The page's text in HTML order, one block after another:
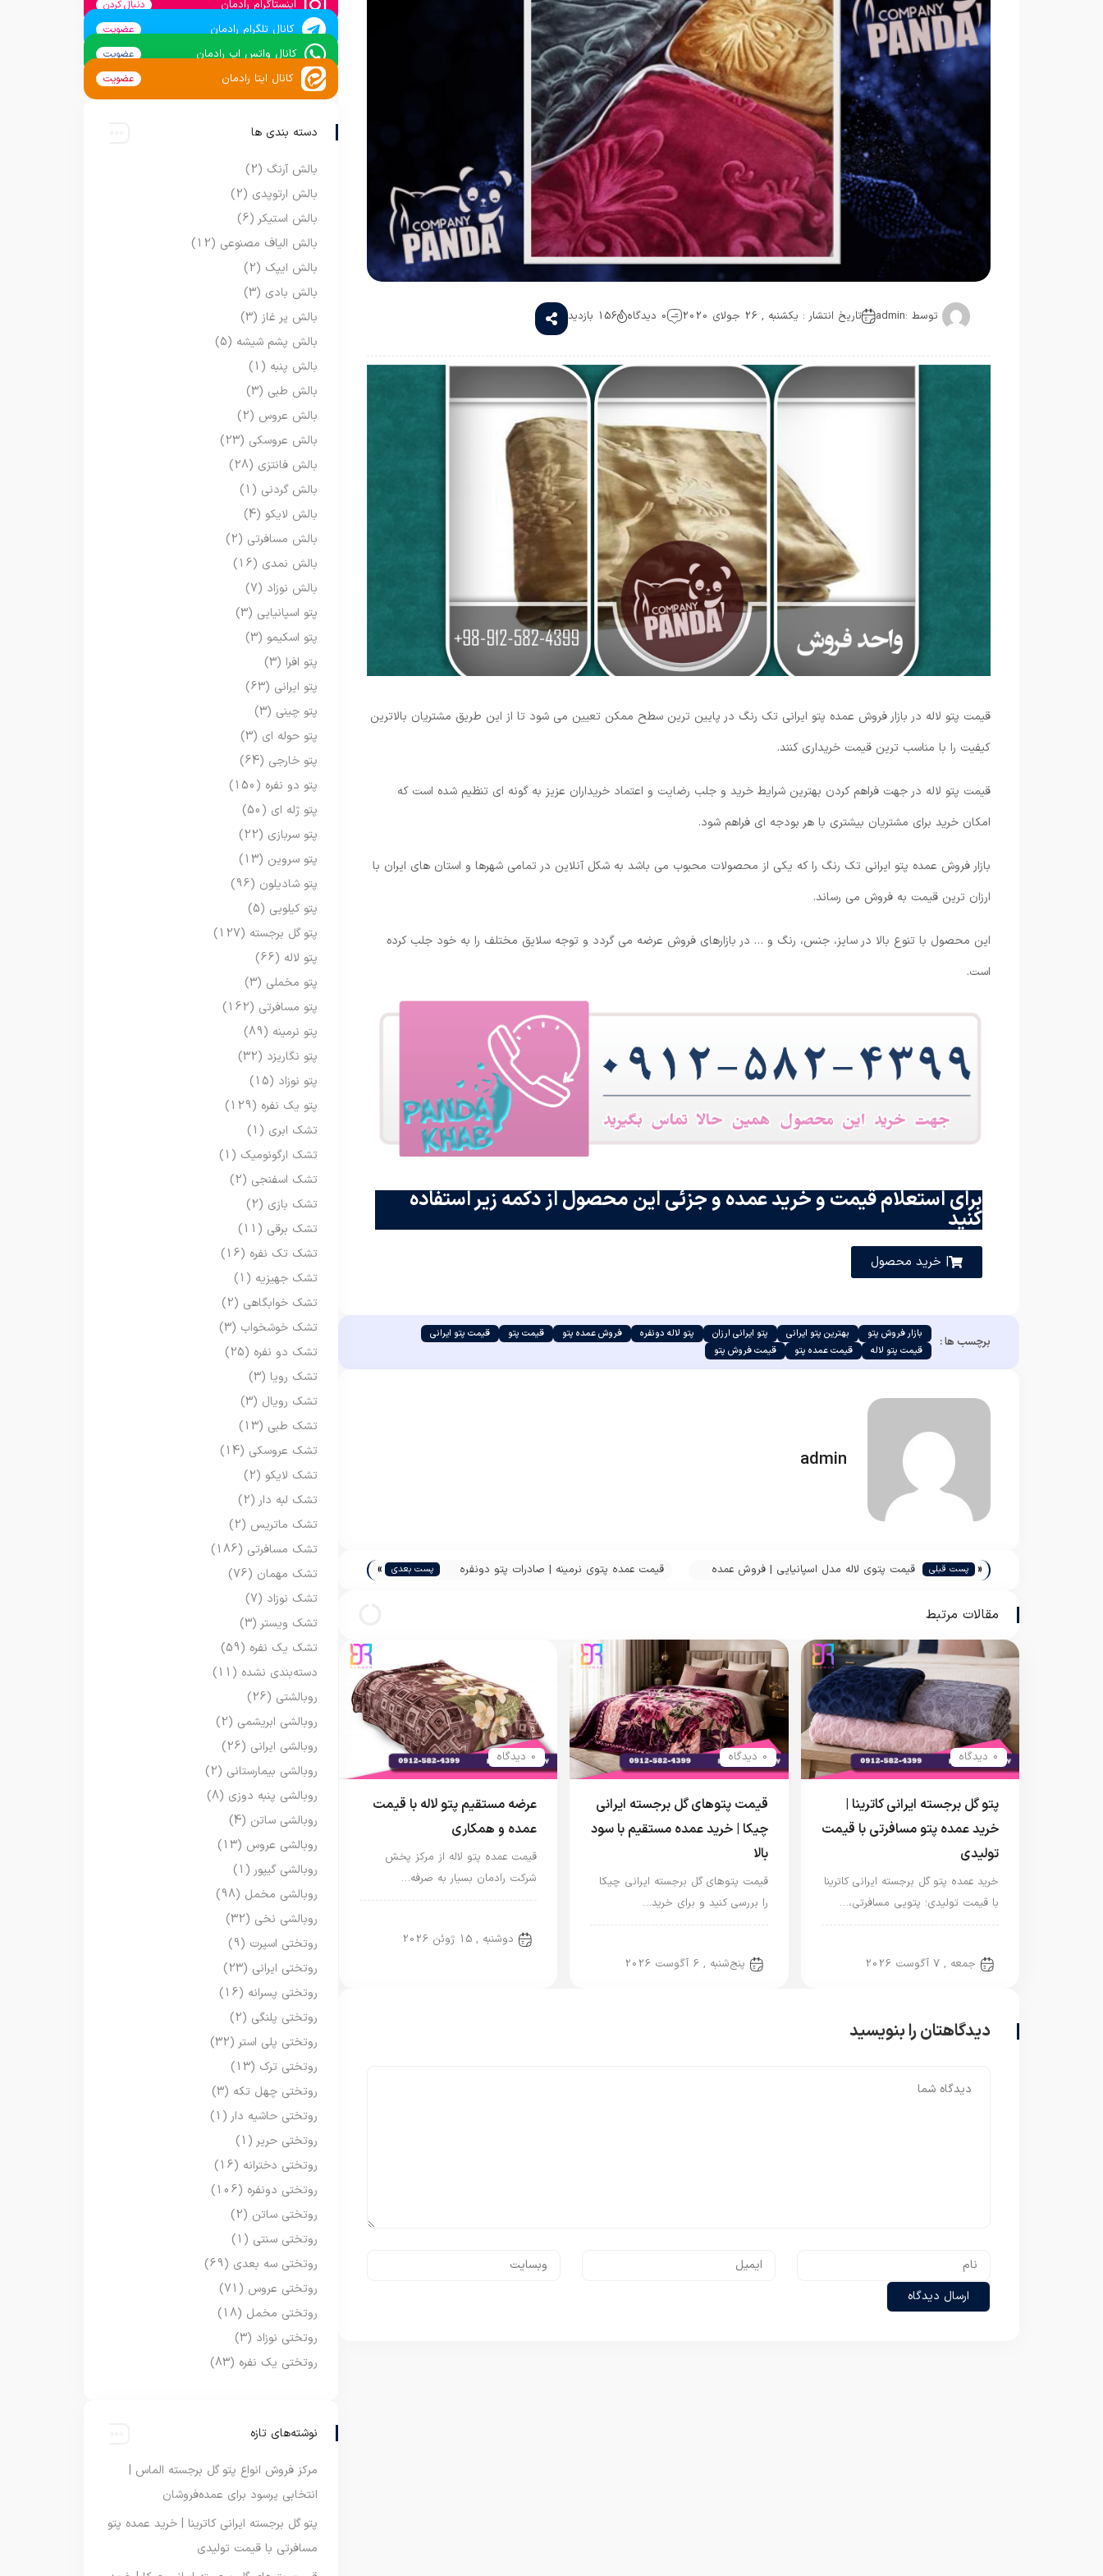
توسط :admin تاریخ انتشار : یکشنبه , 26 جولای 2020 0 دیدگاه 156 بازدید
قیمت پتو لاله در بازار فروش عمده پتو ایرانی تک رنگ در پایین ترین سطح ممکن تعیین می شود تا از این طریق مشتریان بالاترین
کیفیت را با مناسب ترین قیمت خریداری کنند.
قیمت پتو لاله در جهت فراهم کردن بهترین شرایط خرید و جلب رضایت و اعتماد خریداران عزیز به گونه ای تنظیم شده است که
امکان خرید برای مشتریان بیشتری با هر بودجه ای فراهم شود.
بازار فروش عمده پتو ایرانی تک رنگ را که یکی از محصولات محبوب می باشد به شکل آنلاین در تمامی شهرها و استان های ایران با
ارزان ترین قیمت به فروش می رساند.
این محصول با تنوع بالا در سایز، جنس، رنگ و … در بازارهای فروش عرضه می گردد و توجه سلایق مختلف را به خود جلب کرده
است.
برای استعلام قیمت و خرید عمده و جزئی این محصول از دکمه زیر استفاده
کنید
| خرید محصول
برچسب ها : بازار فروش پتو بهترین پتو ایرانی پتو ایرانی ارزان پتو لاله دونفره فروش عمده پتو قیمت پتو
قیمت پتو ایرانی
قیمت پتو لاله
قیمت عمده پتو قیمت فروش پتو
admin
« پست قبلی
قیمت پتوی لاله مدل اسپانیایی | فروش عمده
قیمت عمده پتوی نرمینه | صادرات پتو دونفره
پست بعدی »
مقالات مرتبط
0 دیدگاه
پتو گل برجسته ایرانی کاترینا |
خرید عمده پتو مسافرتی با قیمت
تولیدی
خرید عمده پتو گل برجسته ایرانی کاترینا
با قیمت تولیدی؛ پتویی مسافرتی،…
جمعه , 7 آگوست 2026
0 دیدگاه
قیمت پتوهای گل برجسته ایرانی
چیکا | خرید عمده مستقیم با سود
بالا
قیمت پتوهای گل برجسته ایرانی چیکا
را بررسی کنید و برای خرید…
پنج‌شنبه , 6 آگوست 2026
0 دیدگاه
عرضه مستقیم پتو لاله با قیمت
عمده و همکاری
قیمت عمده پتو لاله از مرکز پخش
شرکت رادمان بسیار به صرفه…
دوشنبه , 15 ژوئن 2026
دیدگاهتان را بنویسید
اینستاگرام رادمان دنبال کردن
کانال تلگرام رادمان عضویت
کانال واتس اپ رادمان عضویت
کانال ایتا رادمان عضویت
دسته بندی ها
بالش آرنگ (2)
بالش ارتوپدی (2)
بالش استیکر (6)
بالش الیاف مصنوعی (12)
بالش ایپک (2)
بالش بادی (3)
بالش پر غاز (3)
بالش پشم شیشه (5)
بالش پنبه (1)
بالش طبی (3)
بالش عروس (2)
بالش عروسکی (23)
بالش فانتزی (28)
بالش گردنی (1)
بالش لایکو (4)
بالش مسافرتی (2)
بالش نمدی (16)
بالش نوزاد (7)
پتو اسپانیایی (3)
پتو اسکیمو (3)
پتو افرا (3)
پتو ایرانی (63)
پتو چینی (3)
پتو حوله ای (3)
پتو خارجی (64)
پتو دو نفره (150)
پتو ژله ای (50)
پتو سربازی (22)
پتو سروین (13)
پتو شادیلون (96)
پتو کیلویی (5)
پتو گل برجسته (127)
پتو لاله (66)
پتو مخملی (3)
پتو مسافرتی (162)
پتو نرمینه (89)
پتو نگاریزد (32)
پتو نوزاد (15)
پتو یک نفره (129)
تشک ابری (1)
تشک ارگونومیک (1)
تشک اسفنجی (2)
تشک بازی (2)
تشک برقی (11)
تشک تک نفره (16)
تشک جهیزیه (1)
تشک خوابگاهی (2)
تشک خوشخواب (3)
تشک دو نفره (25)
تشک رویا (3)
تشک رویال (3)
تشک طبی (13)
تشک عروسکی (14)
تشک لایکو (2)
تشک لبه دار (2)
تشک ماتریس (2)
تشک مسافرتی (186)
تشک مهمان (76)
تشک نوزاد (7)
تشک ویستر (3)
تشک یک نفره (59)
دسته‌بندی نشده (11)
روبالشتی (26)
روبالشی ابریشمی (2)
روبالشی ایرانی (26)
روبالشی بیمارستانی (2)
روبالشی پنبه دوزی (8)
روبالشی ساتن (4)
روبالشی عروس (13)
روبالشی گیپور (1)
روبالشی مخمل (98)
روبالشی نخی (32)
روتختی اسپرت (9)
روتختی ایرانی (23)
روتختی پسرانه (16)
روتختی پلنگی (2)
روتختی پلی استر (32)
روتختی ترک (13)
روتختی چهل تکه (3)
روتختی حاشیه دار (1)
روتختی حریر (1)
روتختی دخترانه (16)
روتختی دونفره (106)
روتختی ساتن (2)
روتختی سنتی (1)
روتختی سه بعدی (69)
روتختی عروس (71)
روتختی مخمل (18)
روتختی نوزاد (3)
روتختی یک نفره (83)
نوشته‌های تازه
مرکز فروش انواع پتو گل برجسته الماس |
انتخابی پرسود برای عمده‌فروشان
پتو گل برجسته ایرانی کاترینا | خرید عمده پتو
مسافرتی با قیمت تولیدی